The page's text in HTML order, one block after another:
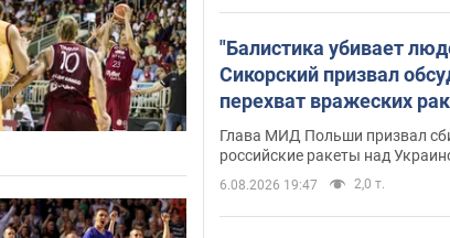
"Балистика убивает
Сикорский призвал
перехват вражеских
Украиной
Глава МИД Польши призвал
российские ракеты над
6.08.2026 19:47 2,0 т.